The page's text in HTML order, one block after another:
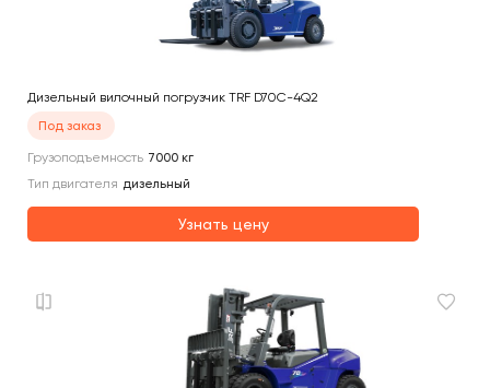
Дизельный вилочный погрузчик TRF D70C-4Q2
Под заказ
Грузоподъемность 7000 кг
Тип двигателя дизельный
Узнать цену